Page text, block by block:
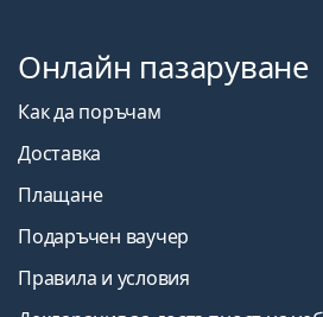
Онлайн пазаруване
Как да поръчам
Доставка
Плащане
Подаръчен ваучер
Правила и условия